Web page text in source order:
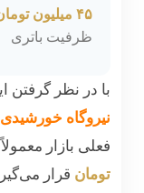
۴۵ میلیون تومان
ظرفیت باتری
با در نظر گرفتن
نیروگاه خورشیدی ۵ کیلووات در اصفهان
فعلی بازار
تومان قرار